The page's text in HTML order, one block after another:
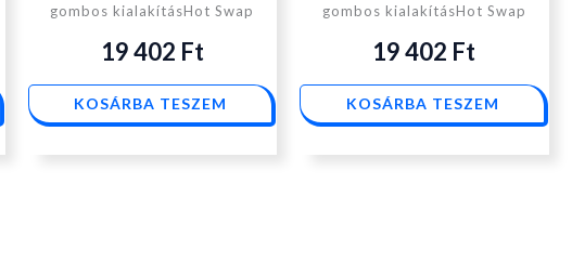
gombos kialakításHot Swap
19 402 Ft
KOSÁRBA TESZEM
gombos kialakításHot Swap
19 402 Ft
KOSÁRBA TESZEM